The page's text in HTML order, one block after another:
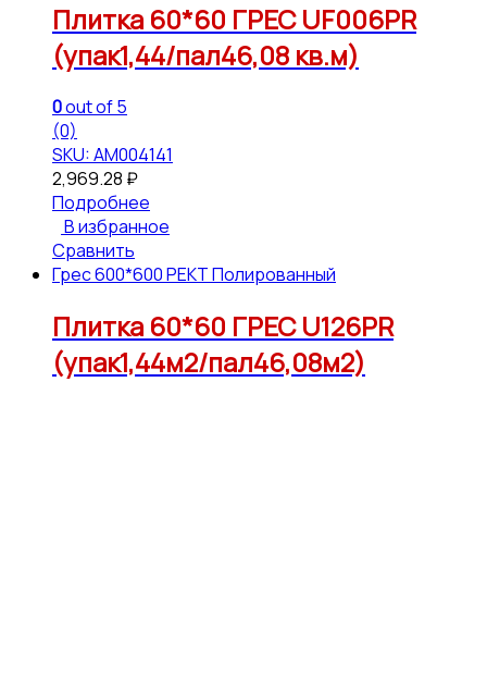
Плитка 60*60 ГРЕС UF006PR
(упак1,44/пал46,08 кв.м)
0out of 5
(0)
SKU: АМ004141
2,969.28 ₽
Подробнее
В избранное
Сравнить
Грес 600*600 РЕКТ Полированный
Плитка 60*60 ГРЕС U126PR
(упак1,44м2/пал46,08м2)